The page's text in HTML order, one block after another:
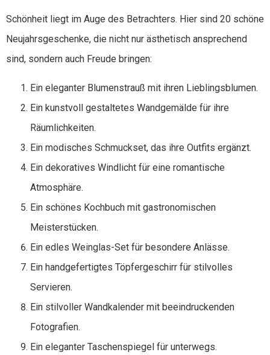
Schönheit liegt im Auge des Betrachters. Hier sind 20 schöne
Neujahrsgeschenke, die nicht nur ästhetisch ansprechend
sind, sondern auch Freude bringen:
Ein eleganter Blumenstrauß mit ihren Lieblingsblumen.
Ein kunstvoll gestaltetes Wandgemälde für ihre
Räumlichkeiten.
Ein modisches Schmuckset, das ihre Outfits ergänzt.
Ein dekoratives Windlicht für eine romantische
Atmosphäre.
Ein schönes Kochbuch mit gastronomischen
Meisterstücken.
Ein edles Weinglas-Set für besondere Anlässe.
Ein handgefertigtes Töpfergeschirr für stilvolles
Servieren.
Ein stilvoller Wandkalender mit beeindruckenden
Fotografien.
Ein eleganter Taschenspiegel für unterwegs.